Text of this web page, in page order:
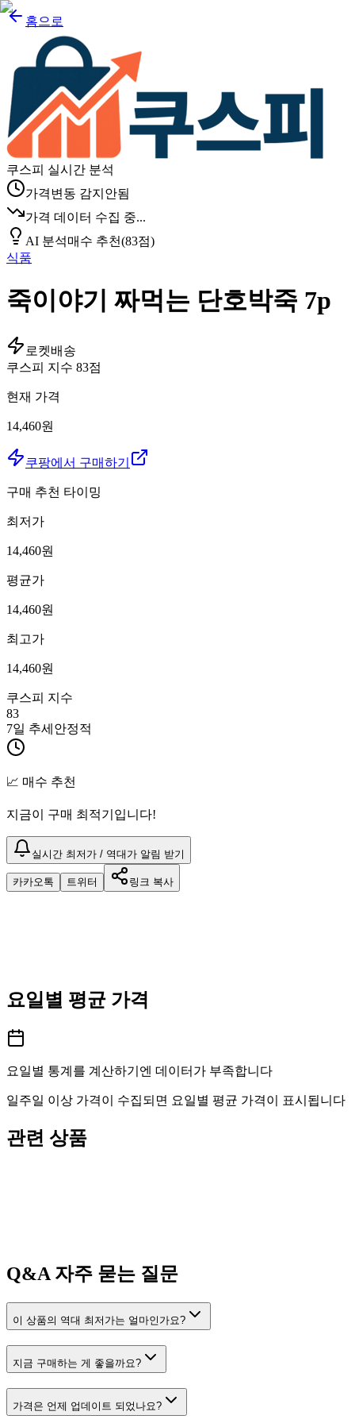
홈으로
쿠스피 실시간 분석
가격변동 감지안됨
가격 데이터 수집 중...
AI 분석매수 추천(83점)
식품
죽이야기 짜먹는 단호박죽 7p
로켓배송
쿠스피 지수 83점
현재 가격
14,460원
쿠팡에서 구매하기
구매 추천 타이밍
최저가
14,460원
평균가
14,460원
최고가
14,460원
쿠스피 지수
83
7일 추세 안정적
📈 매수 추천
지금이 구매 최적기입니다!
실시간 최저가 / 역대가 알림 받기
카카오톡 트위터 링크 복사
요일별 평균 가격
요일별 통계를 계산하기엔 데이터가 부족합니다
일주일 이상 가격이 수집되면 요일별 평균 가격이 표시됩니다
관련 상품
Q&A자주 묻는 질문
이 상품의 역대 최저가는 얼마인가요?
지금 구매하는 게 좋을까요?
가격은 언제 업데이트 되었나요?